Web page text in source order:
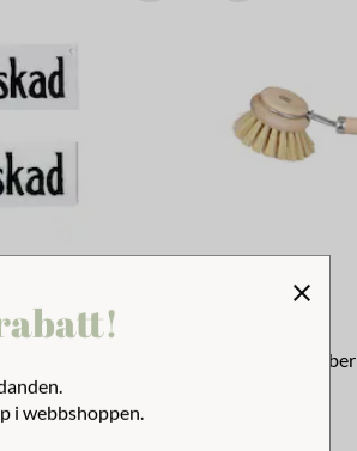
Diskborste Fiber
i webbshoppen.